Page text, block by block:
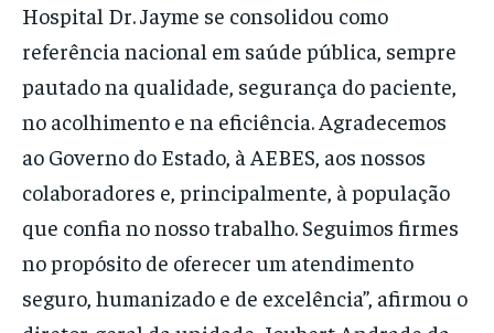
Hospital Dr. Jayme se consolidou como
referência nacional em saúde pública, sempre
pautado na qualidade, segurança do paciente,
no acolhimento e na eficiência. Agradecemos
ao Governo do Estado, à AEBES, aos nossos
colaboradores e, principalmente, à população
que confia no nosso trabalho. Seguimos firmes
no propósito de oferecer um atendimento
seguro, humanizado e de excelência”, afirmou o